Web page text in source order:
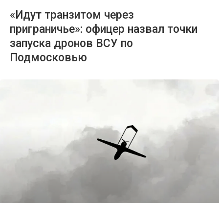
«Идут транзитом через
приграничье»: офицер назвал точки
запуска дронов ВСУ по
Подмосковью